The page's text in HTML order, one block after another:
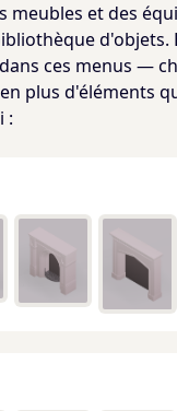
meubles et des
d'objets.
ces menus —
plus d'éléments
: